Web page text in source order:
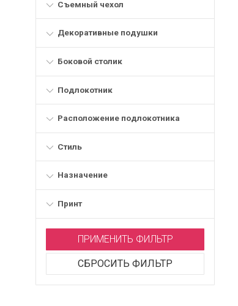
Съемный чехол
Декоративные подушки
Боковой столик
Подлокотник
Расположение подлокотника
Стиль
Назначение
Принт
ПРИМЕНИТЬ ФИЛЬТР
СБРОСИТЬ ФИЛЬТР